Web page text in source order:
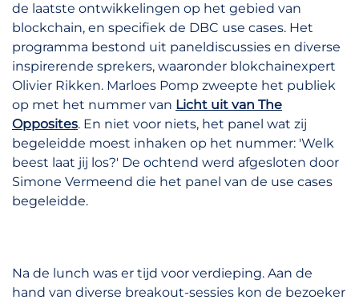
de laatste ontwikkelingen op het gebied van
blockchain, en specifiek de DBC use cases. Het
programma bestond uit paneldiscussies en diverse
inspirerende sprekers, waaronder blokchainexpert
Olivier Rikken. Marloes Pomp zweepte het publiek
op met het nummer van Licht uit van The
Opposites. En niet voor niets, het panel wat zij
begeleidde moest inhaken op het nummer: 'Welk
beest laat jij los?' De ochtend werd afgesloten door
Simone Vermeend die het panel van de use cases
begeleidde.
Na de lunch was er tijd voor verdieping. Aan de
hand van diverse breakout-sessies kon de bezoeker